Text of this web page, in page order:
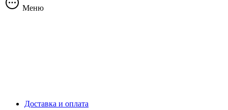
Меню
Доставка и оплата